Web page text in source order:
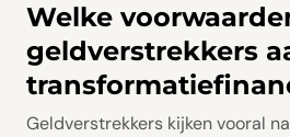
Welke
geldverstrekkers
Geldverstrekkers kijken vooral